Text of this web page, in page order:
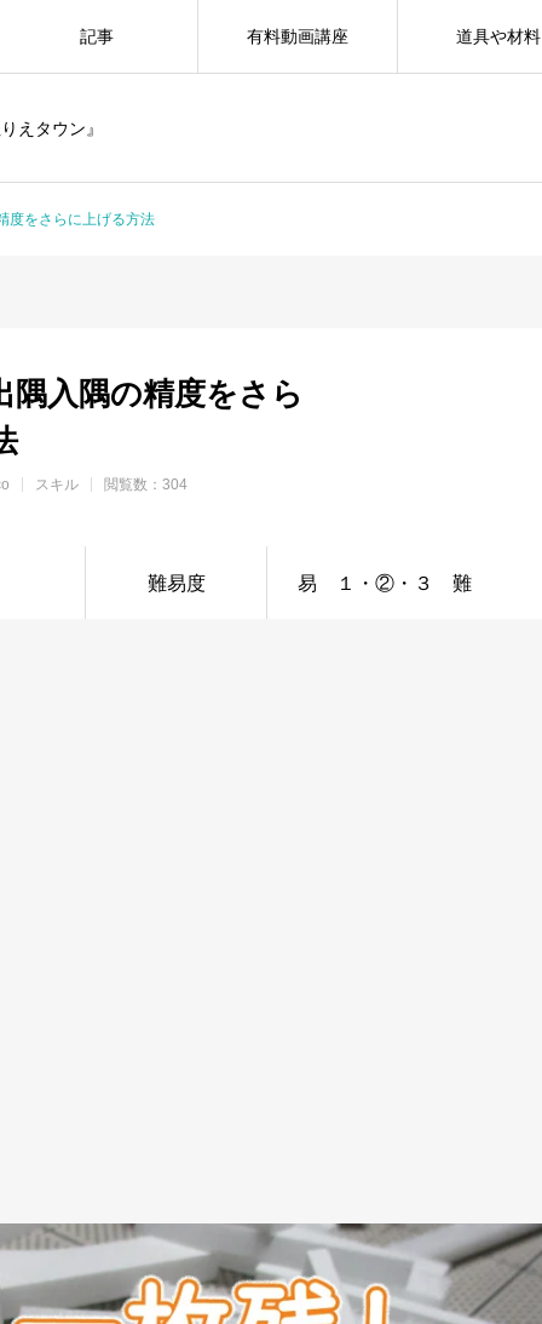
えタウン』
記事 有料動画講座 道具や材料
度をさらに上げる方法
隅入隅の精度をさら
スキル 閲覧数：304
難易度 易 １・②・３ 難